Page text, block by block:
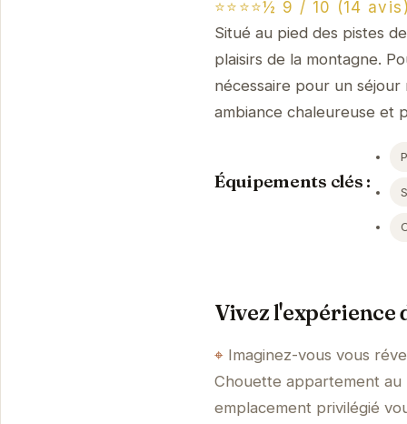
⭐⭐⭐⭐½ 9 / 10 (14
Situé au pied des pistes
plaisirs de la montagne.
nécessaire pour un
ambiance chaleureuse et
Équipements clés :
Vivez l'expérience
Imaginez-vous vous
Chouette appartement
emplacement privilégié